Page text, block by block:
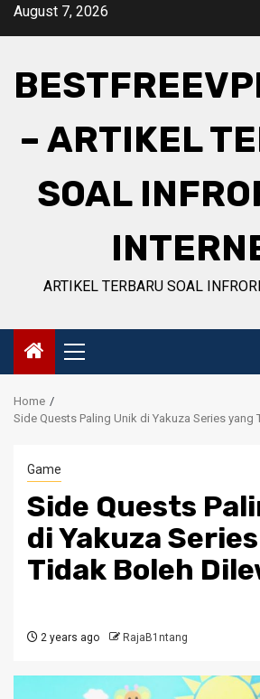
SkipAugust 7, 2026
– ARTIKEL
SOAL
ARTIKEL TERBARU SOAL
Primary
Menu
Home
Side Quests Paling Unik di Yakuza Series yang
Game
Side Quests
di Yakuza
Tidak Boleh
2 years ago RajaB1ntang